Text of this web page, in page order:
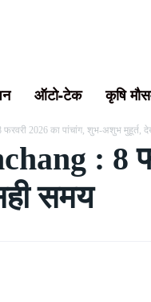
ऑटो-टेक कृषि
फरवरी 2026 का पांचांग, शुभ-अशुभ मुहूर्त,
: 8
समय